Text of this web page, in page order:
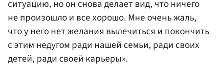
ситуацию, но он снова делает вид, что ничего
не произошло и все хорошо. Мне очень жаль,
что у него нет желания вылечиться и покончить
с этим недугом ради нашей семьи, ради своих
детей, ради своей карьеры».